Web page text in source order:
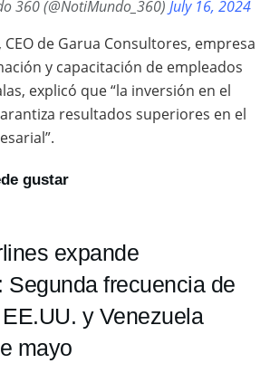
360 (@NotiMundo_360) July 16, 2024
de Garua Consultores, empresa
y capacitación de empleados
explicó que “la inversión en el
resultados superiores en el
gustar
expande
Segunda frecuencia de
y Venezuela
mayo